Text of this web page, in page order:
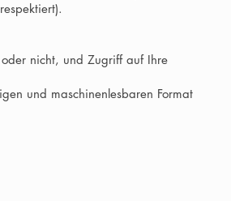
nicht, und Zugriff auf Ihre
und maschinenlesbaren Format